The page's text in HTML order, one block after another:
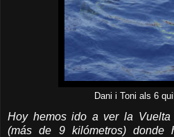
Dani i Toni als 6
Hoy hemos ido a ver la
(más de 9 kilómetros) donde